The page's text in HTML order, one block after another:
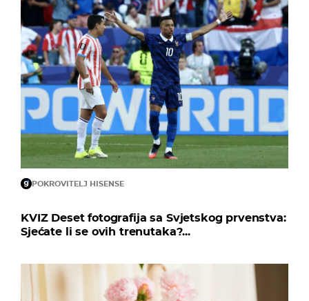
POKROVITELJ HISENSE
KVIZ Deset fotografija sa Svjetskog prvenstva:
Sjećate li se ovih trenutaka?...